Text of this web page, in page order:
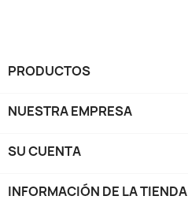
PRODUCTOS
NUESTRA EMPRESA
SU CUENTA
INFORMACIÓN DE LA TIENDA